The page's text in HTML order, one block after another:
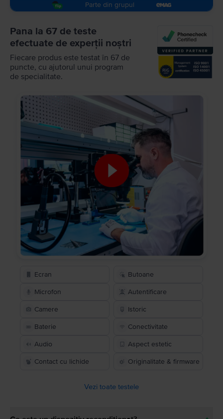
Parte din grupul
Pana la 67 de teste
efectuate de experții noștri
Fiecare produs este testat în 67 de
puncte, cu ajutorul unui program
de specialitate.
Ecran Butoane
Microfon Autentificare
Camere Istoric
Baterie Conectivitate
Audio Aspect estetic
Contact cu lichide Originalitate & firmware
Vezi toate testele